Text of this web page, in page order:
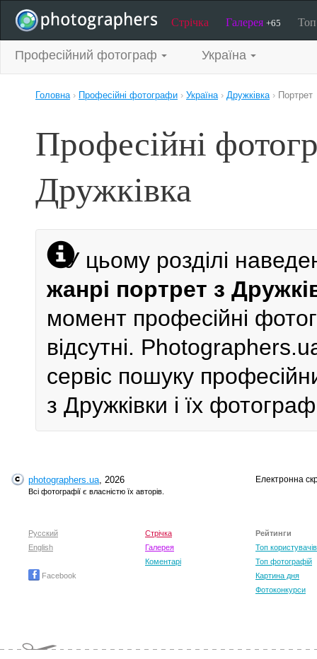
Стрічка Галерея +65
Професійний фотограф Україна
Головна› Професійні фотографи › Україна› Дружківка› Портрет
Професійні
Дружківка
У цьому розділі
жанрі портрет з
момент професійні
відсутні.
сервіс пошуку
з Дружківки і їх
photographers.ua, 2026
Всі фотографії є власністю їх авторів.
Електронна
Русский
English
Facebook
Стрічка
Галерея
Коментарі
Рейтинги
Топ користувачів
Топ фотографій
Картина дня
Фотоконкурси